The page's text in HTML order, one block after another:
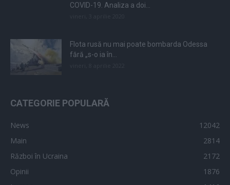
COVID-19. Analiza a doi...
Flota rusă nu mai poate bombarda Odessa
fără „s-o ia în...
CATEGORIE POPULARĂ
News
12042
Main
2814
Război în Ucraina
2172
Opinii
1876